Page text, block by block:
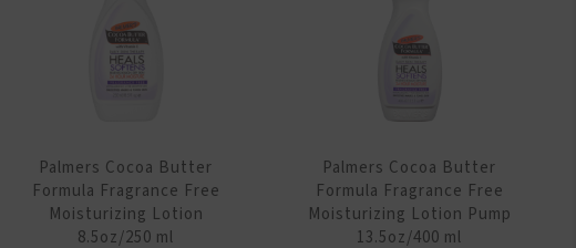
Palmers Cocoa Butter
Formula Fragrance Free
Moisturizing Lotion
8.5oz/250 ml
Palmers Cocoa Butter
Formula Fragrance Free
Moisturizing Lotion Pump
13.5oz/400 ml